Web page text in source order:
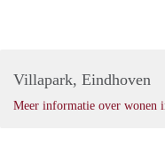
Villapark, Eindhoven
Meer informatie over wonen